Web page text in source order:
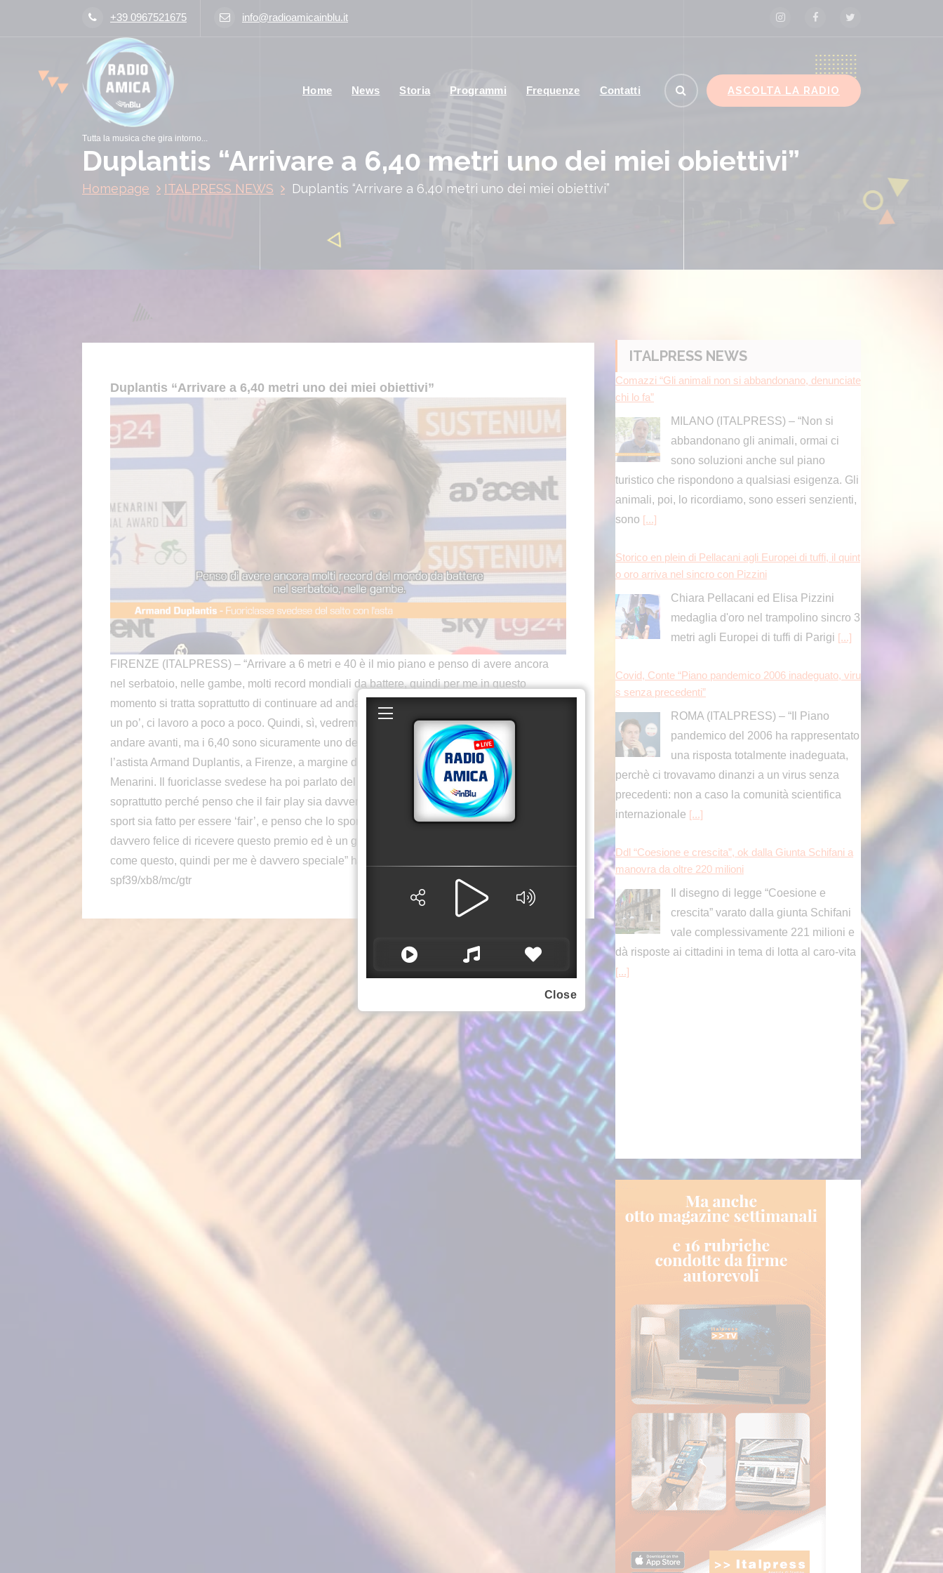
+39 0967521675 info@radioamicainblu.it
Tutta la musica che gira intorno...
Home News Storia Programmi Frequenze Contatti ASCOLTA LA RADIO
Duplantis “Arrivare a 6,40 metri uno dei miei obiettivi”
Homepage ITALPRESS NEWS Duplantis “Arrivare a 6,40 metri uno dei miei obiettivi”
Duplantis “Arrivare a 6,40 metri uno dei miei obiettivi”
FIRENZE (ITALPRESS) – “Arrivare a 6 metri e 40 è il mio piano e penso di avere ancora
nel serbatoio, nelle gambe, molti record mondiali da battere, quindi per me in questo
momento si tratta soprattutto di continuare ad andare avanti e cercare di migliorare sempre
un po’, ci lavoro a poco a poco. Quindi, sì, vedremo, sto solo cercando di continuare ad
andare avanti, ma i 6,40 sono sicuramente uno dei miei obiettivi principali”. Lo ha detto
l’astista Armand Duplantis, a Firenze, a margine del Premio internazionale Fair Play
Menarini. Il fuoriclasse svedese ha poi parlato del Premio: “Sono davvero felice per l’invito,
soprattutto perché penso che il fair play sia davvero importante, ovviamente. Credo che lo
sport sia fatto per essere ‘fair’, e penso che lo sport sia anche uno specchio della vita. Sono
davvero felice di ricevere questo premio ed è un grande onore. Non ho mai vinto un premio
come questo, quindi per me è davvero speciale” ha concluso Duplantis.
spf39/xb8/mc/gtr
ITALPRESS NEWS
Comazzi “Gli animali non si abbandonano, denunciate
chi lo fa”
MILANO (ITALPRESS) – “Non si
abbandonano gli animali, ormai ci
sono soluzioni anche sul piano
turistico che rispondono a qualsiasi esigenza. Gli
animali, poi, lo ricordiamo, sono esseri senzienti,
sono [...]
Storico en plein di Pellacani agli Europei di tuffi, il quint
o oro arriva nel sincro con Pizzini
Chiara Pellacani ed Elisa Pizzini
medaglia d'oro nel trampolino sincro 3
metri agli Europei di tuffi di Parigi [...]
Covid, Conte “Piano pandemico 2006 inadeguato, viru
s senza precedenti”
ROMA (ITALPRESS) – “Il Piano
pandemico del 2006 ha rappresentato
una risposta totalmente inadeguata,
perchè ci trovavamo dinanzi a un virus senza
precedenti: non a caso la comunità scientifica
internazionale [...]
Ddl “Coesione e crescita”, ok dalla Giunta Schifani a
manovra da oltre 220 milioni
Il disegno di legge “Coesione e
crescita” varato dalla giunta Schifani
vale complessivamente 221 milioni e
dà risposte ai cittadini in tema di lotta al caro-vita
[...]
Close